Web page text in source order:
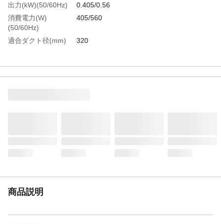
出力(kW)(50/60Hz)
0.405/0.56
消費電力(W)
(50/60Hz)
405/560
適合ダクト径(mm)
320
標準消費電力料金
(50Hz)
10.94円/h
生産国
台湾
重さ
商品説明